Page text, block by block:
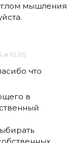
мышления
в 10:05
что
в